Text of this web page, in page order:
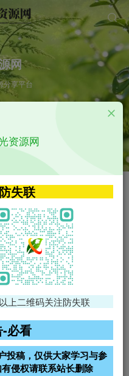
网
分享平台
APP源码
影视源码
影视源码
腾讯轻量4核4G3M服务器38元/
雨云高防免备案服务器
资源网
失联
上二维码关注防失联
必看
投稿，仅供大家学习与参
侵权请联系站长删除